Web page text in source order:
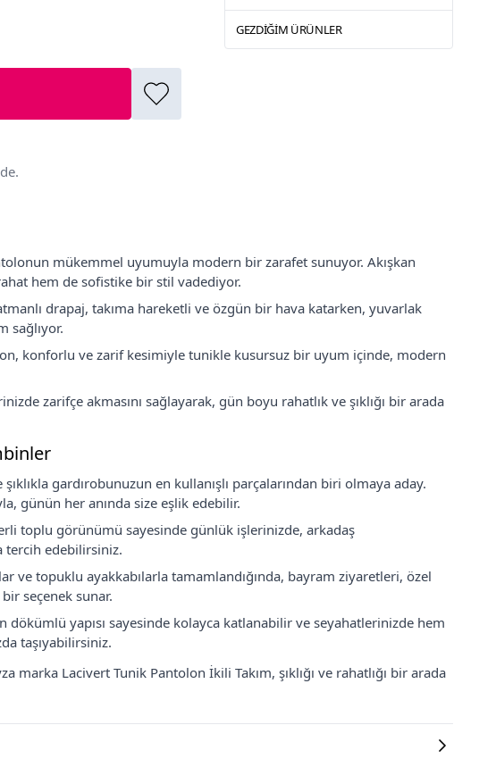
GEZDIĞIM ÜRÜNLER
mükemmel uyumuyla modern bir zarafet sunuyor. Akışkan
hem de sofistike bir stil vadediyor.
drapaj, takıma hareketli ve özgün bir hava katarken, yuvarlak
sağlıyor.
konforlu ve zarif kesimiyle tunikle kusursuz bir uyum içinde, modern
zarifçe akmasını sağlayarak, gün boyu rahatlık ve şıklığı bir arada
gardırobunuzun en kullanışlı parçalarından biri olmaya aday.
günün her anında size eşlik edebilir.
toplu görünümü sayesinde günlük işlerinizde, arkadaş
tercih edebilirsiniz.
ve topuklu ayakkabılarla tamamlandığında, bayram ziyaretleri, özel
seçenek sunar.
dökümlü yapısı sayesinde kolayca katlanabilir ve seyahatlerinizde hem
taşıyabilirsiniz.
marka Lacivert Tunik Pantolon İkili Takım, şıklığı ve rahatlığı bir arada